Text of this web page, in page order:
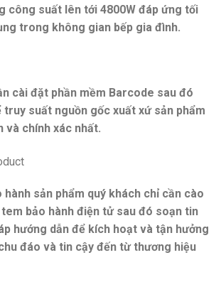
công suất lên tới 4800W đáp ứng tối
trong không gian bếp gia đình.
cài đặt phần mềm Barcode sau đó
truy suất nguồn gốc xuất xứ sản phẩm
và chính xác nhất.
sản phẩm quý khách chỉ cần cào
bảo hành điện tử sau đó soạn tin
hướng dẫn để kích hoạt và tận hưởng
đáo và tin cậy đến từ thương hiệu